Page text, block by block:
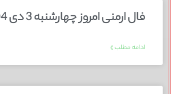
فال ارمنی امروز چهارشنبه 3 دی 1404
ادامه مطلب »